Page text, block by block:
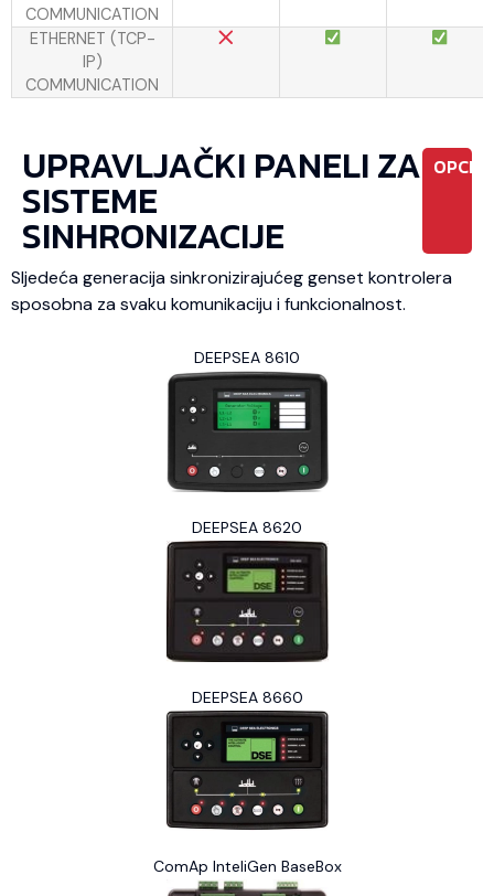
COMMUNICATION
ETHERNET (TCP-
IP)
COMMUNICATION
UPRAVLJAČKI PANELI ZA
SISTEME
SINHRONIZACIJE
Sljedeća generacija sinkronizirajućeg genset kontrolera
sposobna za svaku komunikaciju i funkcionalnost.
DEEPSEA 8610
DEEPSEA 8620
DEEPSEA 8660
ComAp InteliGen BaseBox